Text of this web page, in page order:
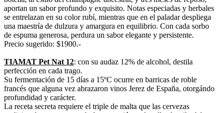
aportan un sabor profundo y exquisito. Notas especiadas y herbales
se entrelazan en su color rubí, mientras que en el paladar despliega
una maestría de dulzura y amargura en equilibrio. Con cada sorbo
de espuma generosa, perdura un sabor elegante y persistente.
Precio sugerido: $1900.-
TIAMAT Pet Nat 12: con su audaz 12% de alcohol, destila
perfección en cada trago.
Su fermentación de 15 días a 15ºC ocurre en barricas de roble
francés que alguna vez abrazaron vinos Jerez de España, otorgándo
profundidad y carácter.
La receta secreta requiere el triple de malta que las cervezas